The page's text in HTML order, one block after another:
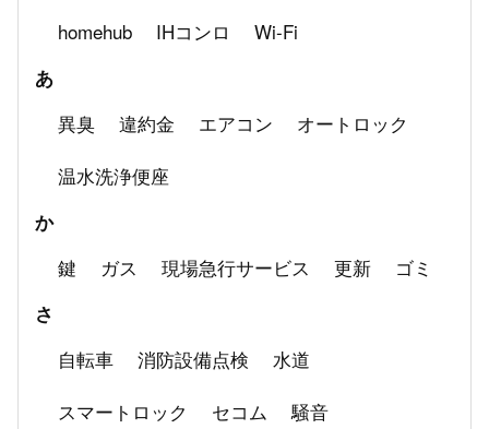
homehub IHコンロ Wi-Fi
あ
異臭 違約金 エアコン
オートロック
温水洗浄便座
か
鍵 ガス 現場急行サービス 更新 ゴミ
さ
自転車 消防設備点検
水道
スマートロック
セコム 騒音